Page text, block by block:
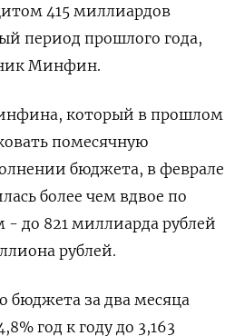
415 миллиардов
период прошлого года,
Минфин.
который в прошлом
помесячную
бюджета, в феврале
более чем вдвое по
- до 821 миллиарда рублей
рублей.
бюджета за два месяца
год к году до 3,163